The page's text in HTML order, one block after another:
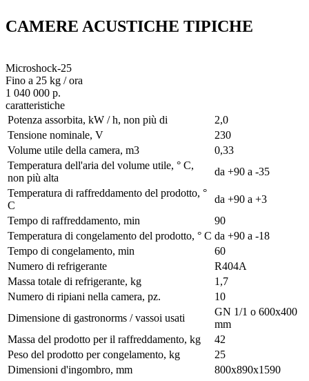
CAMERE ACUSTICHE TIPICHE
Microshock-25
Fino a 25 kg / ora
1 040 000 р.
caratteristiche
Potenza assorbita, kW / h, non più di
2,0
Tensione nominale, V
230
Volume utile della camera, m3
0,33
Temperatura dell'aria del volume utile, ° С,
non più alta
da +90 a -35
Temperatura di raffreddamento del prodotto, °
С
da +90 a +3
Tempo di raffreddamento, min
90
Temperatura di congelamento del prodotto, ° С da +90 a -18
Tempo di congelamento, min
60
Numero di refrigerante
R404A
Massa totale di refrigerante, kg
1,7
Numero di ripiani nella camera, pz.
10
Dimensione di gastronorms / vassoi usati
GN 1/1 o 600х400
mm
Massa del prodotto per il raffreddamento, kg
42
Peso del prodotto per congelamento, kg
25
Dimensioni d'ingombro, mm
800х890х1590